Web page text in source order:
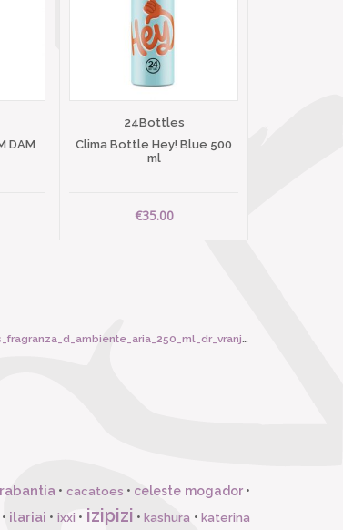
DAM
24Bottles
Clima Bottle Hey! Blue 500
ml
€35.00
6230
• cacatoes • celeste mogador•
• ilariai • ixxi • izipizi •kashura •katerina